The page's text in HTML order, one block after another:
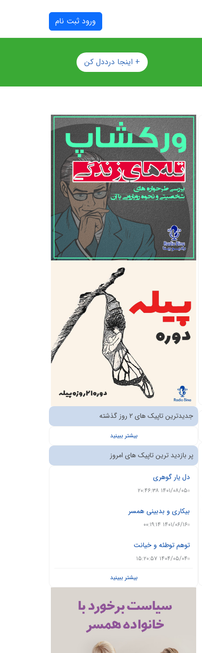
ورود ثبت نام
+ اینجا درددل کن
جدیدترین تاپیک های 2 روز گذشته
بیشتر ببینید
پر بازدید ترین تاپیک های امروز
دل یار گوهری
۱۴۰۱/۰۸/۰۵ ۲۰:۴۶:۳۸
بیکاری و بدبینی همسر
۱۴۰۱/۰۶/۱۶ ۰۰:۱۹:۱۴
توهم توطئه و خیانت
۱۴۰۴/۰۵/۰۴ ۱۵:۲۰:۵۷
بیشتر ببینید